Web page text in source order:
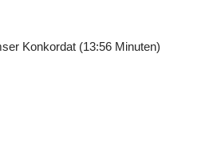
Konkordat (13:56 Minuten)